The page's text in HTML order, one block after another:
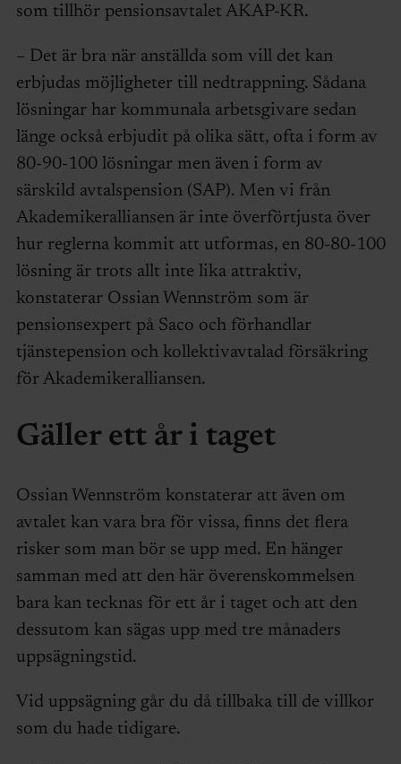
som tillhör pensionsavtalet AKAP-KR.
– Det är bra när anställda som vill det kan
erbjudas möjligheter till nedtrappning. Sådana
lösningar har kommunala arbetsgivare sedan
länge också erbjudit på olika sätt, ofta i form av
80-90-100 lösningar men även i form av
särskild avtalspension (SAP). Men vi från
Akademikeralliansen är inte överförtjusta över
hur reglerna kommit att utformas, en 80-80-100
lösning är trots allt inte lika attraktiv,
konstaterar Ossian Wennström som är
pensionsexpert på Saco och förhandlar
tjänstepension och kollektivavtalad försäkring
för Akademikeralliansen.
Gäller ett år i taget
Ossian Wennström konstaterar att även om
avtalet kan vara bra för vissa, finns det flera
risker som man bör se upp med. En hänger
samman med att den här överenskommelsen
bara kan tecknas för ett år i taget och att den
dessutom kan sägas upp med tre månaders
uppsägningstid.
Vid uppsägning går du då tillbaka till de villkor
som du hade tidigare.